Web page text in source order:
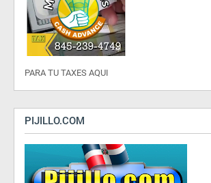
PARA TU TAXES AQUI
PIJILLO.COM